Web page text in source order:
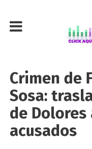
Crimen de
Sosa:
de
acusados